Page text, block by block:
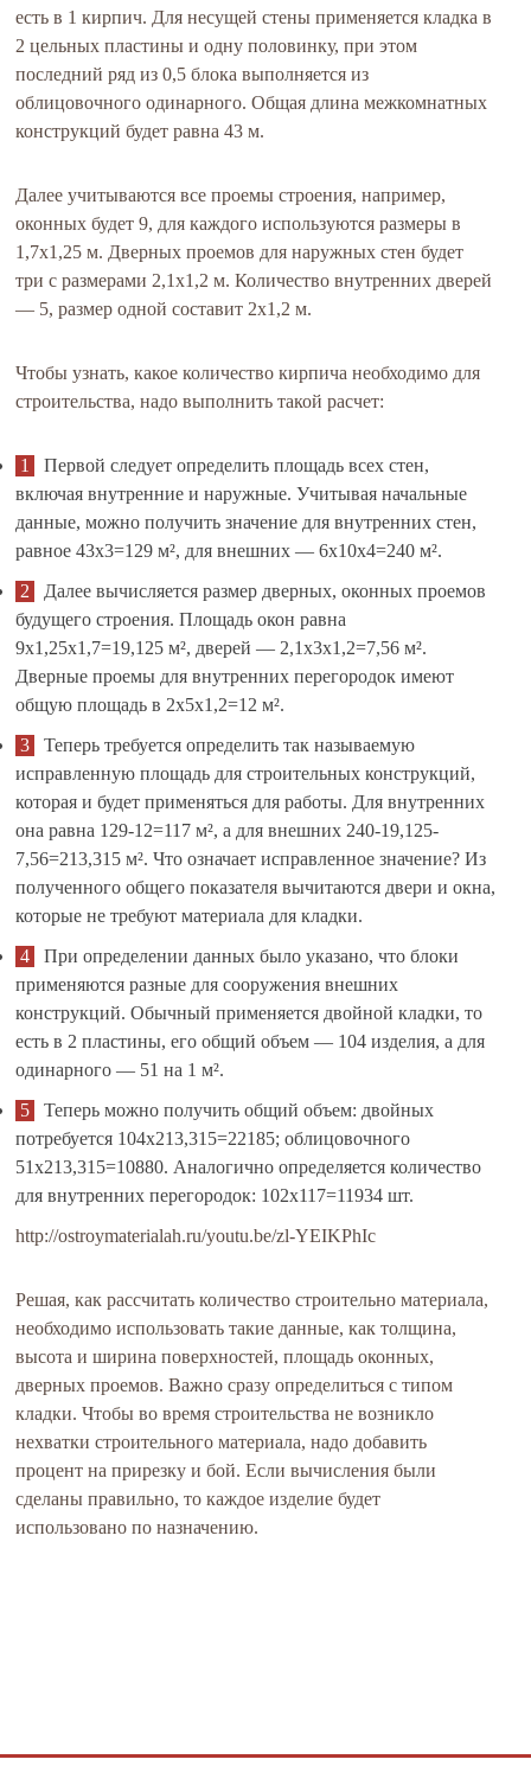
есть в 1 кирпич. Для несущей стены применяется кладка в
2 цельных пластины и одну половинку, при этом
последний ряд из 0,5 блока выполняется из
облицовочного одинарного. Общая длина межкомнатных
конструкций будет равна 43 м.
Далее учитываются все проемы строения, например,
оконных будет 9, для каждого используются размеры в
1,7х1,25 м. Дверных проемов для наружных стен будет
три с размерами 2,1х1,2 м. Количество внутренних дверей
— 5, размер одной составит 2х1,2 м.
Чтобы узнать, какое количество кирпича необходимо для
строительства, надо выполнить такой расчет:
Первой следует определить площадь всех стен,
включая внутренние и наружные. Учитывая начальные
данные, можно получить значение для внутренних стен,
равное 43х3=129 м², для внешних — 6х10х4=240 м².
Далее вычисляется размер дверных, оконных проемов
будущего строения. Площадь окон равна
9х1,25х1,7=19,125 м², дверей — 2,1х3х1,2=7,56 м².
Дверные проемы для внутренних перегородок имеют
общую площадь в 2х5х1,2=12 м².
Теперь требуется определить так называемую
исправленную площадь для строительных конструкций,
которая и будет применяться для работы. Для внутренних
она равна 129-12=117 м², а для внешних 240-19,125-
7,56=213,315 м². Что означает исправленное значение? Из
полученного общего показателя вычитаются двери и окна,
которые не требуют материала для кладки.
При определении данных было указано, что блоки
применяются разные для сооружения внешних
конструкций. Обычный применяется двойной кладки, то
есть в 2 пластины, его общий объем — 104 изделия, а для
одинарного — 51 на 1 м².
Теперь можно получить общий объем: двойных
потребуется 104х213,315=22185; облицовочного
51х213,315=10880. Аналогично определяется количество
для внутренних перегородок: 102х117=11934 шт.
http://ostroymaterialah.ru/youtu.be/zl-YEIKPhIc
Решая, как рассчитать количество строительно материала,
необходимо использовать такие данные, как толщина,
высота и ширина поверхностей, площадь оконных,
дверных проемов. Важно сразу определиться с типом
кладки. Чтобы во время строительства не возникло
нехватки строительного материала, надо добавить
процент на прирезку и бой. Если вычисления были
сделаны правильно, то каждое изделие будет
использовано по назначению.